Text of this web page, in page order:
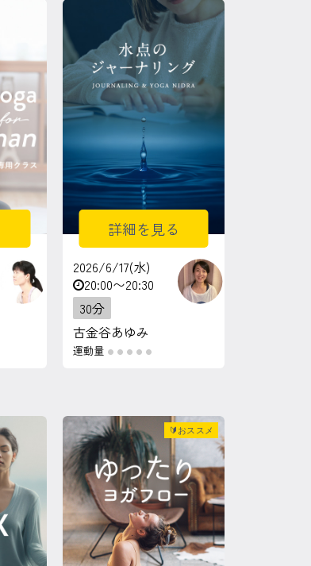
詳細を見る
2026/6/17(水)
20:00〜20:30
30分
古金谷あゆみ
運動量 ● ● ● ● ●
🔰おススメ